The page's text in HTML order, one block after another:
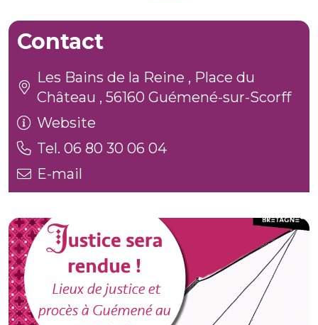
Contact
Les Bains de la Reine , Place du
Château , 56160 Guémené-sur-Scorff
Website
Tel. 06 80 30 06 04
E-mail